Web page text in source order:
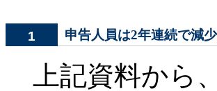
1 申告人員は2年連続で減少
上記資料から